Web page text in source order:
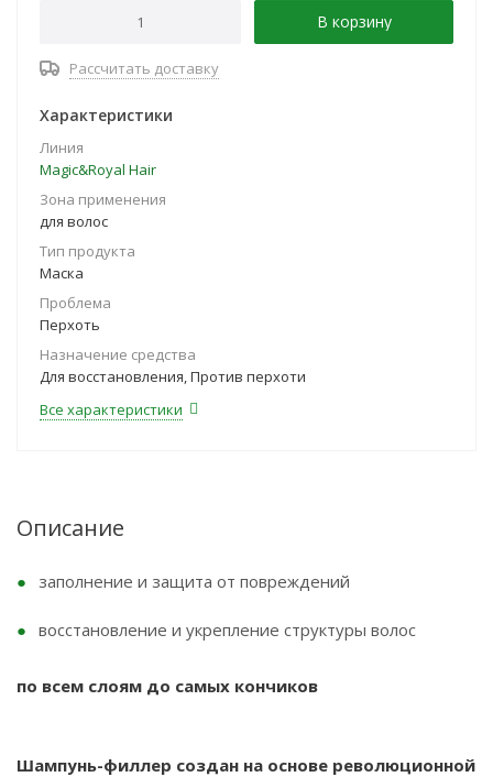
В корзину
Рассчитать доставку
Характеристики
Линия
Magic&Royal Hair
Зона применения
для волос
Тип продукта
Маска
Проблема
Перхоть
Назначение средства
Для восстановления, Против перхоти
Все характеристики
Описание
заполнение и защита от повреждений
восстановление и укрепление структуры волос
по всем слоям до самых кончиков
Шампунь-филлер создан на основе революционной